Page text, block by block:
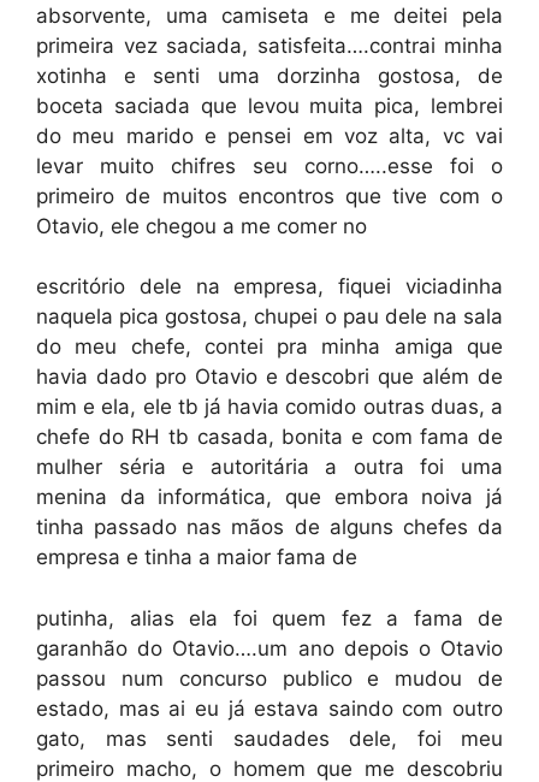
absorvente, uma camiseta e me deitei pela
primeira vez saciada, satisfeita….contrai minha
xotinha e senti uma dorzinha gostosa, de
boceta saciada que levou muita pica, lembrei
do meu marido e pensei em voz alta, vc vai
levar muito chifres seu corno…..esse foi o
primeiro de muitos encontros que tive com o
Otavio, ele chegou a me comer no
escritório dele na empresa, fiquei viciadinha
naquela pica gostosa, chupei o pau dele na sala
do meu chefe, contei pra minha amiga que
havia dado pro Otavio e descobri que além de
mim e ela, ele tb já havia comido outras duas, a
chefe do RH tb casada, bonita e com fama de
mulher séria e autoritária a outra foi uma
menina da informática, que embora noiva já
tinha passado nas mãos de alguns chefes da
empresa e tinha a maior fama de
putinha, alias ela foi quem fez a fama de
garanhão do Otavio….um ano depois o Otavio
passou num concurso publico e mudou de
estado, mas ai eu já estava saindo com outro
gato, mas senti saudades dele, foi meu
primeiro macho, o homem que me descobriu